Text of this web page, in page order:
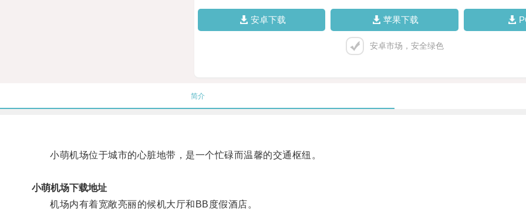
安卓下载 苹果下载
安卓市场，安全绿色
简介
小萌机场位于城市的心脏地带，是一个忙碌而温馨的交通枢纽。
小萌机场下载地址
机场内有着宽敞亮丽的候机大厅和BB度假酒店。